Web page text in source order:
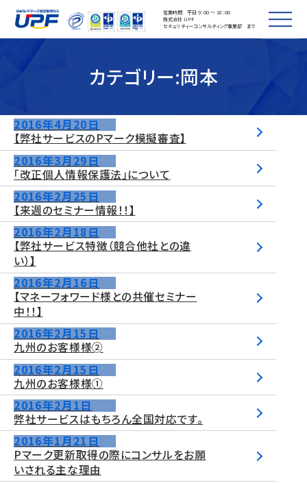
営業時間 平日 9：00 ～ 18：00
株式会社 UPF
セキュリティーコンサルティング事業部 まで
カテゴリー:岡本
2016年4月20日
【弊社サービスのPマーク模擬審査】
2016年3月29日
「改正個人情報保護法」について
2016年2月25日
【来週のセミナー情報！！】
2016年2月18日
【弊社サービス特徴（競合他社との違
い）】
2016年2月16日
【マネーフォワード様との共催セミナー
中！！】
2016年2月15日
九州のお客様様➁
2016年2月15日
九州のお客様様①
2016年2月1日
弊社サービスはもちろん全国対応です。
2016年1月21日
Pマーク更新取得の際にコンサルをお願
いされる主な理由